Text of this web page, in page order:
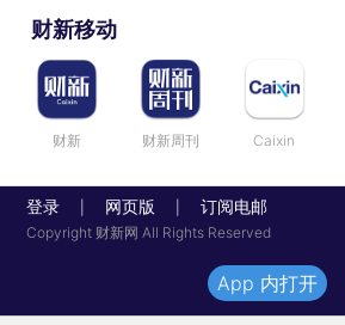
财新移动
财新 财新周刊 Caixin
登录 网页版 订阅电邮
Copyright 财新网 All Rights Reserved
App 内打开